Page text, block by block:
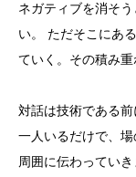
ネガティブを消そ
い。 ただそこにあ
ていく。その積み重
対話は技術である
一人いるだけで、
周囲に伝わっていき